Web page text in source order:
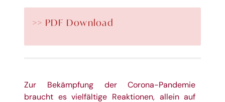
>> PDF Download
Zur Bekämpfung der Corona-Pandemie
braucht es vielfältige Reaktionen, allein auf